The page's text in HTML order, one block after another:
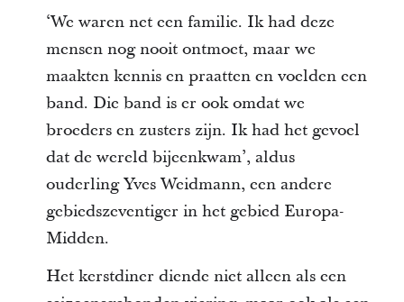
‘We waren net een familie. Ik had deze
mensen nog nooit ontmoet, maar we
maakten kennis en praatten en voelden een
band. Die band is er ook omdat we
broeders en zusters zijn. Ik had het gevoel
dat de wereld bijeenkwam’, aldus
ouderling Yves Weidmann, een andere
gebiedszeventiger in het gebied Europa-
Midden.
Het kerstdiner diende niet alleen als een